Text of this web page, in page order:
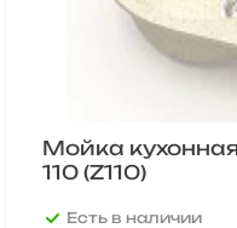
Мойка
110 (Z110)
Есть в наличии